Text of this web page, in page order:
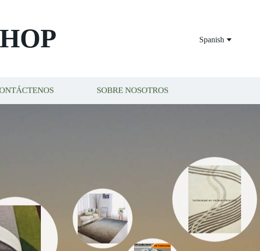
Spanish
SOBRE NOSOTROS